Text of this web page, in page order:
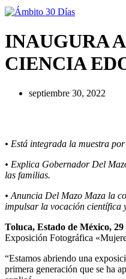
INAUGURA
CIENCIA
septiembre 30, 2022
• Está integrada la muestra
• Explica Gobernador Del
las familias.
• Anuncia Del Mazo Maza la
impulsar la vocación científica
Toluca, Estado de México,
Exposición Fotográfica
“Estamos abriendo una
primera generación que se ha